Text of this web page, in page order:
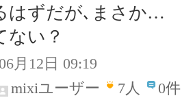
はずだが､まさか…
ない？
月12日 09:19
mixiユーザー
7人 0件